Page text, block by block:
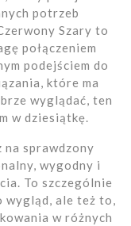
potrzeb
Szary to
połączeniem
podejściem do
które ma
wyglądać, ten
w dziesiątkę.
na sprawdzony
wygodny i
To szczególnie
wygląd, ale też to,
w różnych